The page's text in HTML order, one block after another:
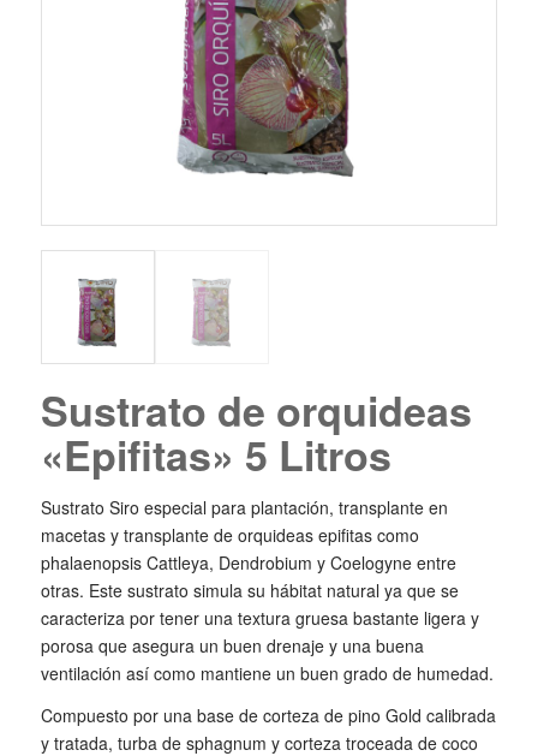
Sustrato de orquideas
«Epifitas» 5 Litros
Sustrato Siro especial para plantación, transplante en
macetas y transplante de orquideas epifitas como
phalaenopsis Cattleya, Dendrobium y Coelogyne entre
otras. Este sustrato simula su hábitat natural ya que se
caracteriza por tener una textura gruesa bastante ligera y
porosa que asegura un buen drenaje y una buena
ventilación así como mantiene un buen grado de humedad.
Compuesto por una base de corteza de pino Gold calibrada
y tratada, turba de sphagnum y corteza troceada de coco